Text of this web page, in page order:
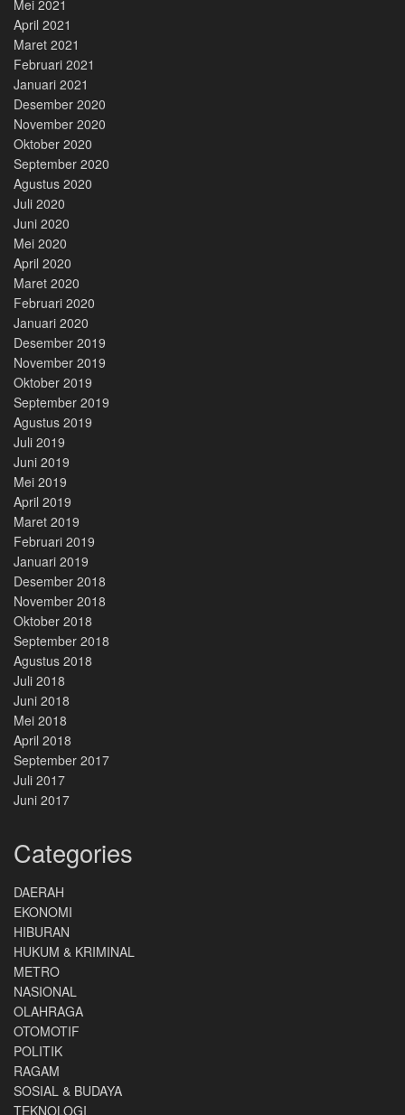
Mei 2021
April 2021
Maret 2021
Februari 2021
Januari 2021
Desember 2020
November 2020
Oktober 2020
September 2020
Agustus 2020
Juli 2020
Juni 2020
Mei 2020
April 2020
Maret 2020
Februari 2020
Januari 2020
Desember 2019
November 2019
Oktober 2019
September 2019
Agustus 2019
Juli 2019
Juni 2019
Mei 2019
April 2019
Maret 2019
Februari 2019
Januari 2019
Desember 2018
November 2018
Oktober 2018
September 2018
Agustus 2018
Juli 2018
Juni 2018
Mei 2018
April 2018
September 2017
Juli 2017
Juni 2017
Categories
DAERAH
EKONOMI
HIBURAN
HUKUM & KRIMINAL
METRO
NASIONAL
OLAHRAGA
OTOMOTIF
POLITIK
RAGAM
SOSIAL & BUDAYA
TEKNOLOGI